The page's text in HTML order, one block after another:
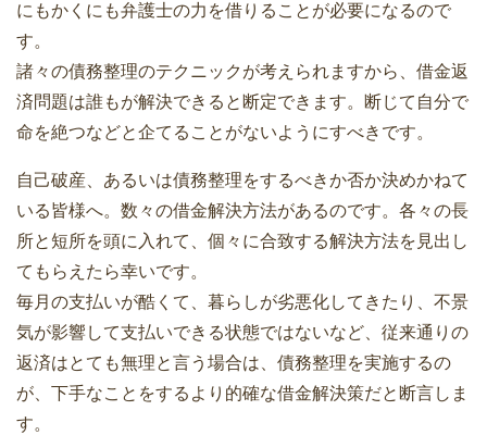
にもかくにも弁護士の力を借りることが必要になるので
す。
諸々の債務整理のテクニックが考えられますから、借金返
済問題は誰もが解決できると断定できます。断じて自分で
命を絶つなどと企てることがないようにすべきです。
自己破産、あるいは債務整理をするべきか否か決めかねて
いる皆様へ。数々の借金解決方法があるのです。各々の長
所と短所を頭に入れて、個々に合致する解決方法を見出し
てもらえたら幸いです。
毎月の支払いが酷くて、暮らしが劣悪化してきたり、不景
気が影響して支払いできる状態ではないなど、従来通りの
返済はとても無理と言う場合は、債務整理を実施するの
が、下手なことをするより的確な借金解決策だと断言しま
す。